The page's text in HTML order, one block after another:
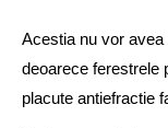
Acestia nu vor
deoarece ferestrele
placute antiefractie